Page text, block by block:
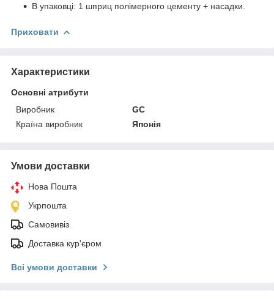
В упаковці: 1 шприц полімерного цементу + насадки.
Приховати
Характеристики
Основні атрибути
Виробник
GС
Країна виробник
Японія
Умови доставки
Нова Пошта
Укрпошта
Самовивіз
Доставка кур'єром
Всі умови доставки